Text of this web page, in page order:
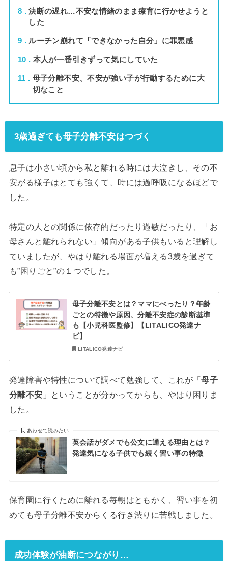
8
決断の遅れ…不安な情緒のまま療育に行かせようと
した
9 ルーチン崩れて「できなかった自分」に罪悪感
10 本人が一番引きずって気にしていた
11
母子分離不安、不安が強い子が行動するために大
切なこと
3歳過ぎても母子分離不安はつづく
息子は小さい頃から私と離れる時には大泣きし、その不
安がる様子はとても強くて、時には過呼吸になるほどで
した。
特定の人との関係に依存的だったり過敏だったり、「お
母さんと離れられない」傾向がある子供もいると理解し
ていましたが、やはり離れる場面が増える3歳を過ぎて
も”困りごと”の１つでした。
母子分離不安とは？ママにべったり？年齢
ごとの特徴や原因、分離不安症の診断基準
も【小児科医監修】【LITALICO発達ナ
ビ】
LITALICO発達ナビ
発達障害や特性について調べて勉強して、これが「母子
分離不安 」ということが分かってからも、やはり困りま
した。
英会話がダメでも公文に通える理由とは？
発達気になる子供でも続く習い事の特徴
あわせて読みたい
保育園に行くために離れる毎朝はともかく、習い事を初
めても母子分離不安からくる行き渋りに苦戦しました。
成功体験が油断につながり…